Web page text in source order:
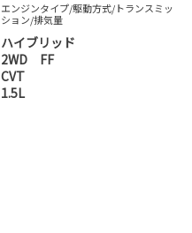
エンジンタイプ/駆動方式/トランスミッ
ション/排気量
ハイブリッド
2WD FF
CVT
1.5L